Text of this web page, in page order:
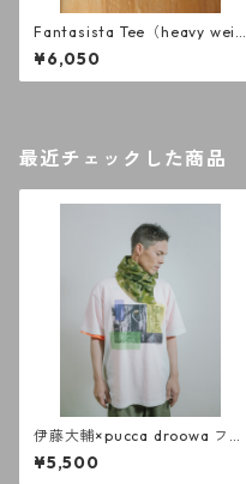
Fantasista Tee（heavy weig
ht） short sleeve BK
¥6,050
最近チェックした商品
伊藤大輔×pucca droowa ファ
ベーラTEE BOASORTE WH
¥5,500